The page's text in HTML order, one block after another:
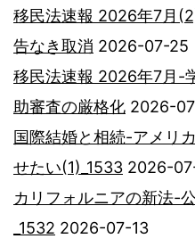
移民法速報 2026年7月
告なき取消 2026-07-25
移民法速報 2026年7月-
助審査の厳格化 2026-
国際結婚と相続-アメリ
せたい(1)_1533 2026-
カリフォルニアの新法-
_1532 2026-07-13